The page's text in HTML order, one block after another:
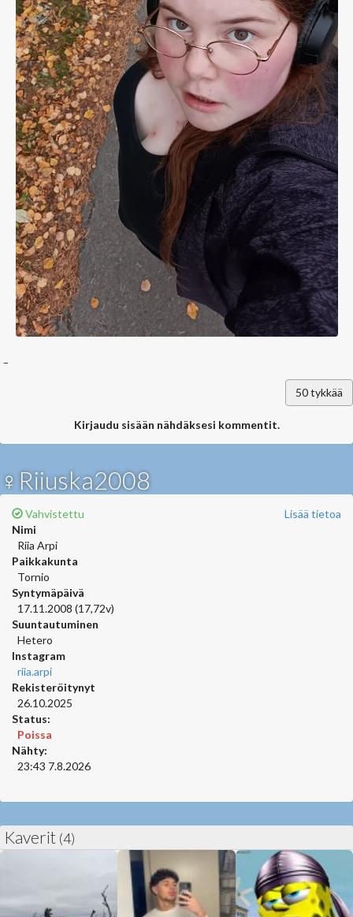
50tykkää
Kirjaudu sisään nähdäksesi kommentit.
♀Riiuska2008
Lisää tietoa
Vahvistettu
Nimi
Riia Arpi
Paikkakunta
Tornio
Syntymäpäivä
17.11.2008 (17,72v)
Suuntautuminen
Hetero
Instagram
riia.arpi
Rekisteröitynyt
26.10.2025
Status:
Poissa
Nähty:
23:43 7.8.2026
Kaverit (4)